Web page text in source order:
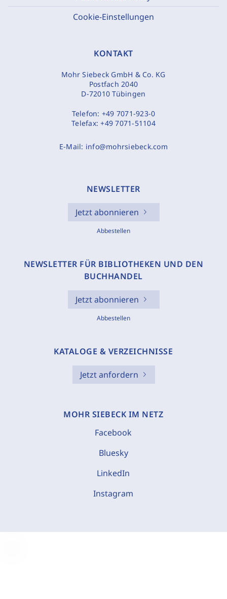
Cookie-Einstellungen
KONTAKT
Mohr Siebeck GmbH & Co. KG
Postfach 2040
D-72010 Tübingen
Telefon: +49 7071-923-0
Telefax:+49 7071-51104
E-Mail: info@mohrsiebeck.com
NEWSLETTER
Jetzt abonnieren
Abbestellen
NEWSLETTER FÜR BIBLIOTHEKEN UND DEN
BUCHHANDEL
Jetzt abonnieren
Abbestellen
KATALOGE & VERZEICHNISSE
Jetzt anfordern
MOHR SIEBECK IM NETZ
Facebook
Bluesky
LinkedIn
Instagram